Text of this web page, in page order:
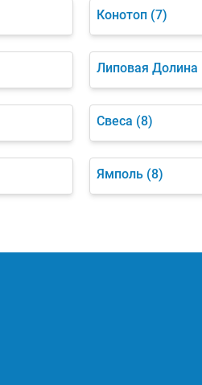
Конотоп (7)
Липовая Долина
Свеса (8)
Ямполь (8)